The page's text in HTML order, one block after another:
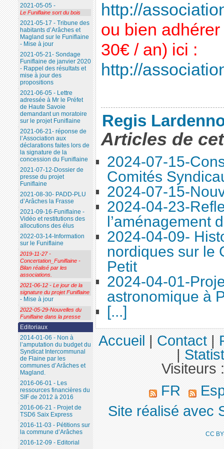
http://
ou bien adhérer
30€ / an) ici :
http://
Regis
Articles de
2024-07-15-
Comités
2024-07-15-
2024-04-23-
l’aménagement
2024-04-09-
nordiques sur le
Petit
2024-04-01-
astronomique à
[...]
2021-05-05 -
Le Funiflaine sort du bois
2021-05-17 - Tribune des
habitants d’Arâches et
Magland sur le Funiflaine
- Mise à jour
2021-05-21- Sondage
Funiflaine de janvier 2020
- Rappel des résultats et
mise à jour des
propositions
2021-06-05 - Lettre
adressée à Mr le Préfet
de Haute Savoie
demandant un moratoire
sur le projet Funiflaine
2021-06-21- réponse de
l’Association aux
déclarations faites lors de
la signature de la
concession du Funiflaine
2021-07-12-Dossier de
presse du projet
Funiflaine
2021-08-30- PADD-PLU
d’Arâches la Frasse
2021-09-16-Funiflaine -
Vidéo et restitutions des
allocutions des élus
2022-03-14-Information
sur le Funiflaine
2019-11-27 -
Concertation_Funiflaine -
Bilan réalisé par les
associations.
2021-06-12 - Le jour de la
signature du projet Funiflaine
- Mise à jour
2022-05-29-Nouvelles du
Funiflaine dans la presse
Editoriaux
2014-01-06 - Non à
l’amputation du budget du
Syndicat Intercommunal
de Flaine par les
communes d’Arâches et
Magland.
2016-06-01 - Les
ressources financières du
SIF de 2012 à 2016
2016-06-21 - Projet de
TSD6 Saix Express
2016-11-03 - Pétitions sur
la commune d’Arâches
2016-12-09 - Editorial
Accueil|Contact|
|
Visiteurs
FR
Site réalisé avec
CC